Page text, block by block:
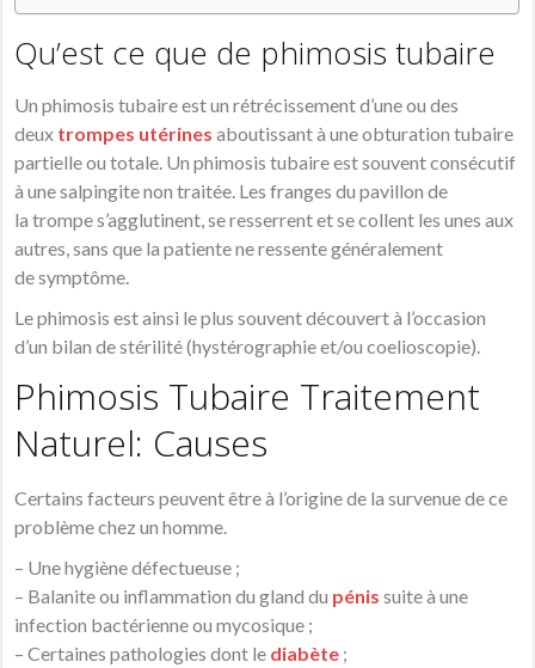
Qu’est ce que de phimosis tubaire
Un phimosis tubaire est un rétrécissement d’une ou des
deux trompes utérines aboutissant à une obturation tubaire
partielle ou totale. Un phimosis tubaire est souvent consécutif
à une salpingite non traitée. Les franges du pavillon de
la trompe s’agglutinent, se resserrent et se collent les unes aux
autres, sans que la patiente ne ressente généralement
de symptôme.
Le phimosis est ainsi le plus souvent découvert à l’occasion
d’un bilan de stérilité (hystérographie et/ou coelioscopie).
Phimosis Tubaire Traitement
Naturel: Causes
Certains facteurs peuvent être à l’origine de la survenue de ce
problème chez un homme.
– Une hygiène défectueuse ;
– Balanite ou inflammation du gland du pénis suite à une
infection bactérienne ou mycosique ;
– Certaines pathologies dont le diabète ;